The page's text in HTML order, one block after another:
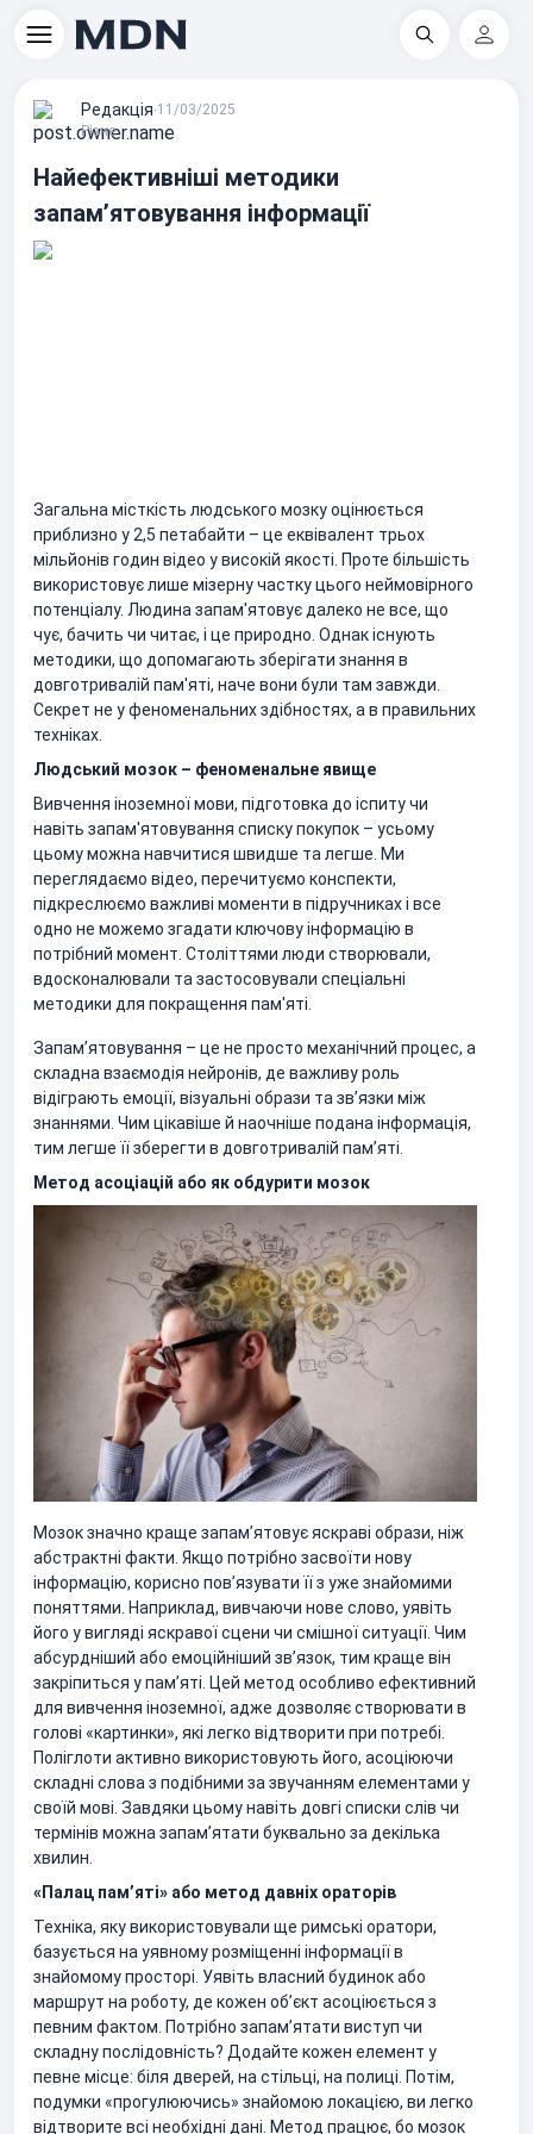
Пошук
Редакцiя∙11/03/2025
Різне
Найефективніші методики
запам’ятовування інформації
Загальна місткість людського мозку оцінюється
приблизно у 2,5 петабайти – це еквівалент трьох
мільйонів годин відео у високій якості. Проте більшість
використовує лише мізерну частку цього неймовірного
потенціалу. Людина запам'ятовує далеко не все, що
чує, бачить чи читає, і це природно. Однак існують
методики, що допомагають зберігати знання в
довготривалій пам'яті, наче вони були там завжди.
Секрет не у феноменальних здібностях, а в правильних
техніках.
Людський мозок – феноменальне явище
Вивчення іноземної мови, підготовка до іспиту чи
навіть запам'ятовування списку покупок – усьому
цьому можна навчитися швидше та легше. Ми
переглядаємо відео, перечитуємо конспекти,
підкреслюємо важливі моменти в підручниках і все
одно не можемо згадати ключову інформацію в
потрібний момент. Століттями люди створювали,
вдосконалювали та застосовували спеціальні
методики для покращення пам'яті.
Запам’ятовування – це не просто механічний процес, а
складна взаємодія нейронів, де важливу роль
відіграють емоції, візуальні образи та зв’язки між
знаннями. Чим цікавіше й наочніше подана інформація,
тим легше її зберегти в довготривалій пам’яті.
Метод асоціацій або як обдурити мозок
Мозок значно краще запам’ятовує яскраві образи, ніж
абстрактні факти. Якщо потрібно засвоїти нову
інформацію, корисно пов’язувати її з уже знайомими
поняттями. Наприклад, вивчаючи нове слово, уявіть
його у вигляді яскравої сцени чи смішної ситуації. Чим
абсурдніший або емоційніший зв’язок, тим краще він
закріпиться у пам’яті. Цей метод особливо ефективний
для вивчення іноземної, адже дозволяє створювати в
голові «картинки», які легко відтворити при потребі.
Поліглоти активно використовують його, асоціюючи
складні слова з подібними за звучанням елементами у
своїй мові. Завдяки цьому навіть довгі списки слів чи
термінів можна запам’ятати буквально за декілька
хвилин.
«Палац пам’яті» або метод давніх ораторів
Техніка, яку використовували ще римські оратори,
базується на уявному розміщенні інформації в
знайомому просторі. Уявіть власний будинок або
маршрут на роботу, де кожен об’єкт асоціюється з
певним фактом. Потрібно запам’ятати виступ чи
складну послідовність? Додайте кожен елемент у
певне місце: біля дверей, на стільці, на полиці. Потім,
подумки «прогулюючись» знайомою локацією, ви легко
відтворите всі необхідні дані. Метод працює, бо мозок